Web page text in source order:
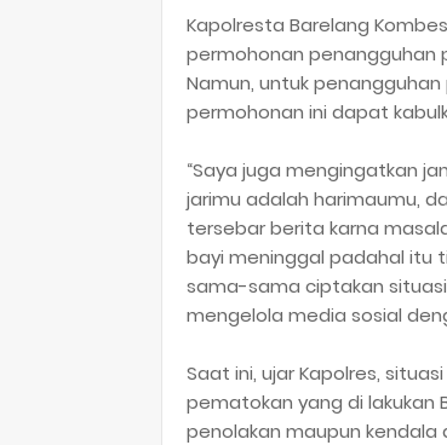
Kapolresta Barelang
permohonan penangguhan
Namun, untuk
permohonan ini dapat
“Saya juga mengingatkan
jarimu adalah harimaumu,
tersebar berita karna
bayi meninggal padahal itu
sama-sama ciptakan
mengelola media sosial
Saat ini, ujar Kapolres,
pematokan yang di lakukan
penolakan maupun kendala